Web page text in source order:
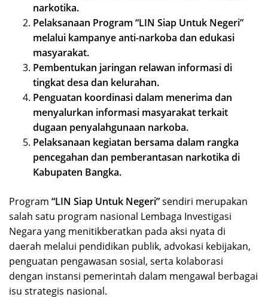
narkotika.
Pelaksanaan Program “LIN Siap Untuk Negeri”
melalui kampanye anti-narkoba dan edukasi
masyarakat.
Pembentukan jaringan relawan informasi di
tingkat desa dan kelurahan.
Penguatan koordinasi dalam menerima dan
menyalurkan informasi masyarakat terkait
dugaan penyalahgunaan narkoba.
Pelaksanaan kegiatan bersama dalam rangka
pencegahan dan pemberantasan narkotika di
Kabupaten Bangka.
Program “LIN Siap Untuk Negeri”sendiri merupakan
salah satu program nasional Lembaga Investigasi
Negara yang menitikberatkan pada aksi nyata di
daerah melalui pendidikan publik, advokasi kebijakan,
penguatan pengawasan sosial, serta kolaborasi
dengan instansi pemerintah dalam mengawal berbagai
isu strategis nasional.